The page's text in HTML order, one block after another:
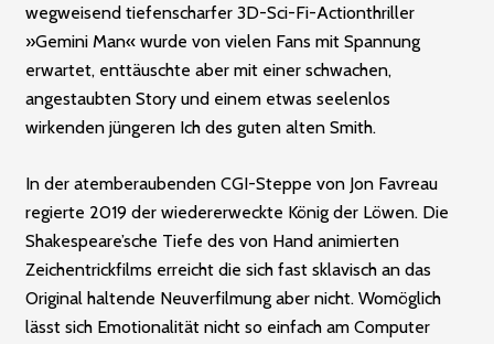
wegweisend tiefenscharfer 3D-Sci-Fi-Actionthriller
»Gemini Man« wurde von vielen Fans mit Spannung
erwartet, enttäuschte aber mit einer schwachen,
angestaubten Story und einem etwas seelenlos
wirkenden jüngeren Ich des guten alten Smith.
In der atemberaubenden CGI-Steppe von Jon Favreau
regierte 2019 der wiedererweckte König der Löwen. Die
Shakespeare’sche Tiefe des von Hand animierten
Zeichentrickfilms erreicht die sich fast sklavisch an das
Original haltende Neuverfilmung aber nicht. Womöglich
lässt sich Emotionalität nicht so einfach am Computer